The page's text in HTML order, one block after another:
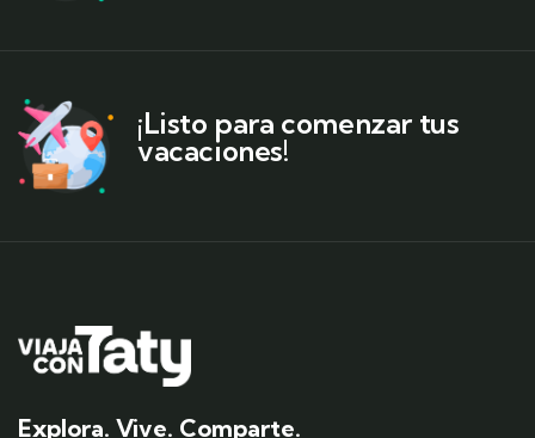
¡Listo para comenzar tus
vacaciones!
Explora. Vive. Comparte.